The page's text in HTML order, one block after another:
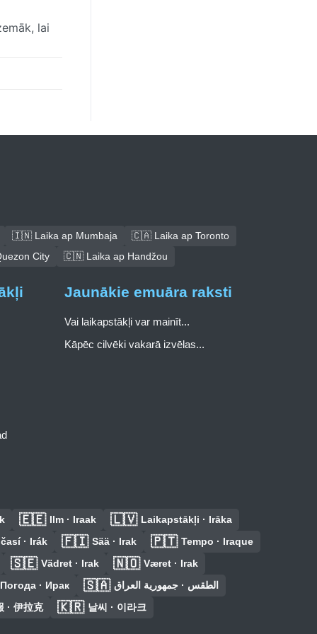
lai
🇮🇳 Laika ap Mumbaja
🇨🇦 Laika ap Toronto
City
🇨🇳 Laika ap Handžou
Jaunākie emuāra raksti
Vai laikapstākļi var mainīt...
Kāpēc cilvēki vakarā izvēlas...
🇪🇪 Ilm · Iraak 🇱🇻 Laikapstākļi · Irāka
· Irák
🇫🇮 Sää · Irak 🇵🇹 Tempo · Iraque
🇸🇪 Vädret · Irak 🇳🇴 Været · Irak
Погода · Ирак
🇸🇦 الطقس · جمهورية العراق
· 伊拉克
🇰🇷 날씨 · 이라크